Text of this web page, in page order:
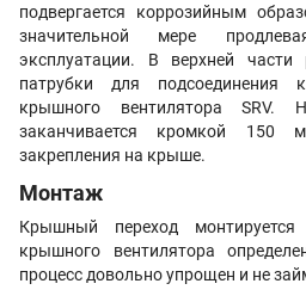
подвергается коррозийным
значительной мере
эксплуатации. В верхней
патрубки для подсоединения
крышного вентилятора SRV.
заканчивается кромкой 150
закрепления на крыше.
Монтаж
Крышный переход
крышного вентилятора
процесс довольно упрощен и не